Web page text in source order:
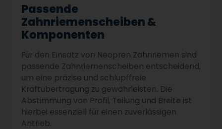
Passende
Zahnriemenscheiben &
Komponenten
Für den Einsatz von Neopren Zahnriemen sind
passende Zahnriemenscheiben entscheidend,
um eine präzise und schlupffreie
Kraftübertragung zu gewährleisten. Die
Abstimmung von Profil, Teilung und Breite ist
hierbei essenziell für einen zuverlässigen
Antrieb.